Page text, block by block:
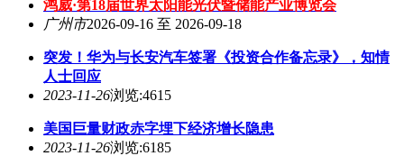
2023-11-26浏览:4615
美国巨量财政赤字埋下经济增长隐患
2023-11-26浏览:6185
我国数据交易市场规模达877亿 数据要素板块早盘走高
2023-11-27
浏览:4352
规上工业利润连续3个月正增长，原材料制造业贡献最大